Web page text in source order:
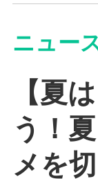
ニュー
【夏
う！
メを